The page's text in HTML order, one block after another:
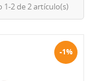
1-2 de 2 artículo(s)
-1%